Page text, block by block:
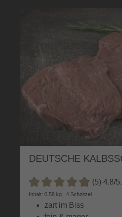
DEUTSCHE
Durchschnittliche
(5) 4.8/
Inhalt: 0.58 kg , 4 Schnitzel
zart im Biss